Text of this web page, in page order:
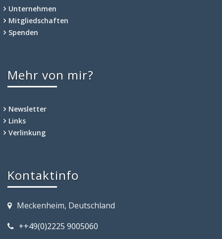
Unternehmen
Mitgliedschaften
Spenden
Mehr von mir?
Newsletter
Links
Verlinkung
Kontaktinfo
Meckenheim, Deutschland
++49(0)2225 9005060